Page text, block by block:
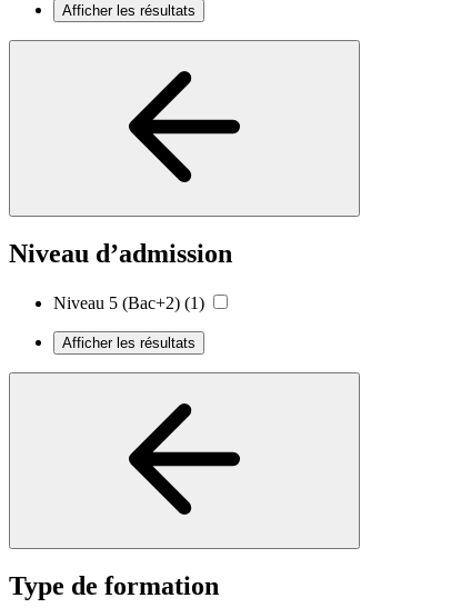
Afficher les résultats
Niveau d’admission
Niveau 5 (Bac+2) (1)
Afficher les résultats
Type de formation